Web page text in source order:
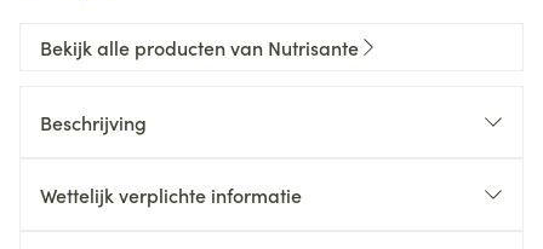
Bekijk alle producten van Nutrisante
Beschrijving
Wettelijk verplichte informatie